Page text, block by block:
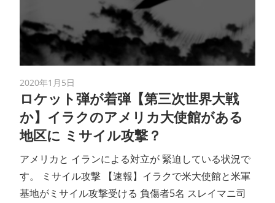
2020年1月5日
ロケット弾が着弾【第三次世界大戦
か】イラクのアメリカ大使館がある
地区に ミサイル攻撃？
アメリカと イランによる対立が 緊迫している状況で
す。 ミサイル攻撃 【速報】イラクで米大使館と米軍
基地がミサイル攻撃受ける 負傷者5名 スレイマニ司